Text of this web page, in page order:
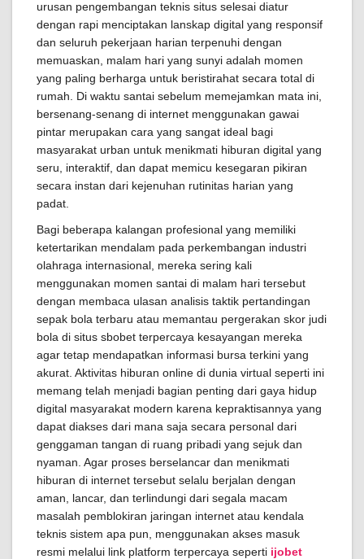
urusan pengembangan teknis situs selesai diatur
dengan rapi menciptakan lanskap digital yang responsif
dan seluruh pekerjaan harian terpenuhi dengan
memuaskan, malam hari yang sunyi adalah momen
yang paling berharga untuk beristirahat secara total di
rumah. Di waktu santai sebelum memejamkan mata ini,
bersenang-senang di internet menggunakan gawai
pintar merupakan cara yang sangat ideal bagi
masyarakat urban untuk menikmati hiburan digital yang
seru, interaktif, dan dapat memicu kesegaran pikiran
secara instan dari kejenuhan rutinitas harian yang
padat.
Bagi beberapa kalangan profesional yang memiliki
ketertarikan mendalam pada perkembangan industri
olahraga internasional, mereka sering kali
menggunakan momen santai di malam hari tersebut
dengan membaca ulasan analisis taktik pertandingan
sepak bola terbaru atau memantau pergerakan skor judi
bola di situs sbobet terpercaya kesayangan mereka
agar tetap mendapatkan informasi bursa terkini yang
akurat. Aktivitas hiburan online di dunia virtual seperti ini
memang telah menjadi bagian penting dari gaya hidup
digital masyarakat modern karena kepraktisannya yang
dapat diakses dari mana saja secara personal dari
genggaman tangan di ruang pribadi yang sejuk dan
nyaman. Agar proses berselancar dan menikmati
hiburan di internet tersebut selalu berjalan dengan
aman, lancar, dan terlindungi dari segala macam
masalah pemblokiran jaringan internet atau kendala
teknis sistem apa pun, menggunakan akses masuk
resmi melalui link platform terpercaya seperti ijobet